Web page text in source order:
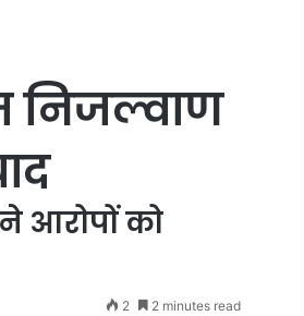
निजल्वाण
आरोपों को
2 2 minutes read